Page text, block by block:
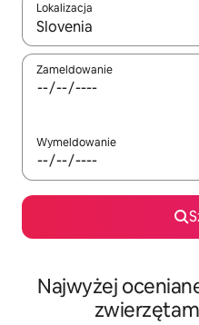
Lokalizacja
Gdy wyniki będą
Zameldowanie
Wymeldowanie
Najwyżej